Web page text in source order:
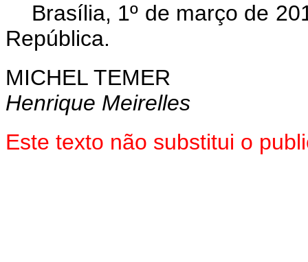
Brasília, 1º de março de
República.
MICHEL TEMER
Henrique Meirelles
Este texto não substitui o